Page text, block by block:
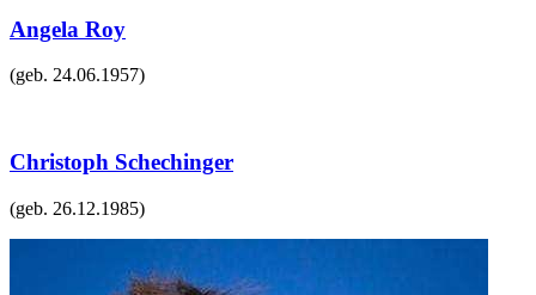
Angela Roy
(geb. 24.06.1957)
Christoph Schechinger
(geb. 26.12.1985)